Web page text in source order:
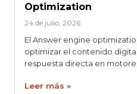
Optimization
24 de julio, 2026
El Answer engine
optimizar el contenido
respuesta directa en
Leer más »